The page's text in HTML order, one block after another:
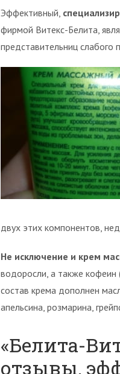
Эффективный,
фирмой Витекс-Белита,
представительниц слабого
двух этих компонентов,
Не исключение и крем
водоросли, а также
состав крема дополнен
апельсина, розмарина,
«Белита-
отзывы,